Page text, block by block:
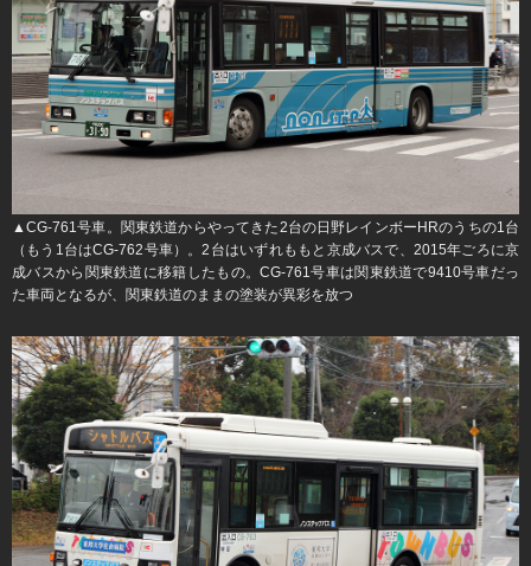
▲CG-761号車。関東鉄道からやってきた2台の日野レインボーHRのうちの1台
（もう1台はCG-762号車）。2台はいずれももと京成バスで、2015年ごろに京
成バスから関東鉄道に移籍したもの。CG-761号車は関東鉄道で9410号車だっ
た車両となるが、関東鉄道のままの塗装が異彩を放つ